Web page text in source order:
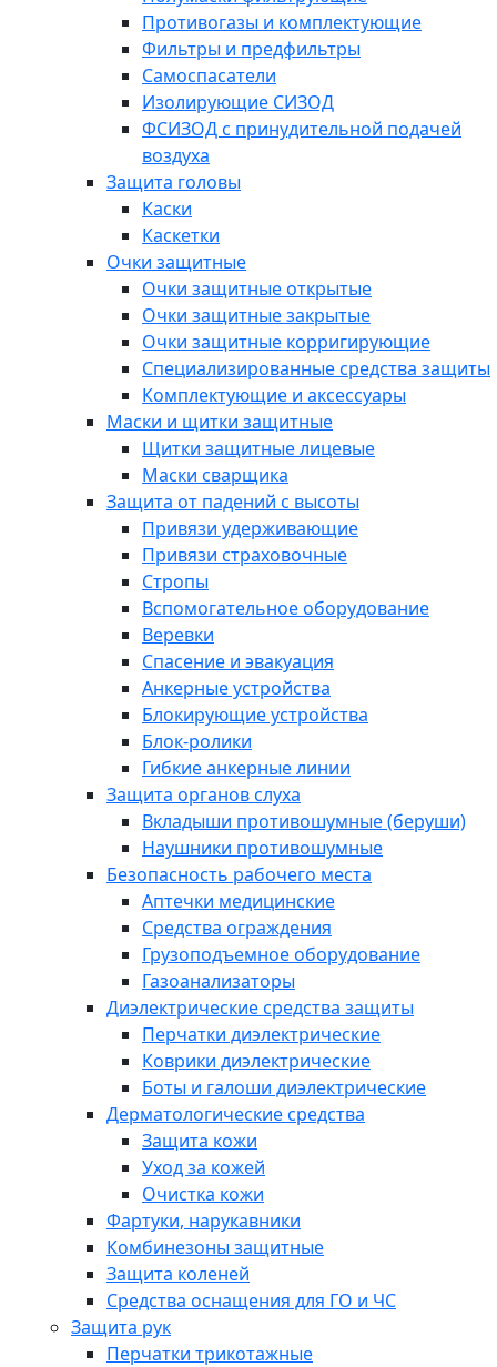
Противогазы и комплектующие
Фильтры и предфильтры
Самоспасатели
Изолирующие СИЗОД
ФСИЗОД с принудительной подачей
воздуха
Защита головы
Каски
Каскетки
Очки защитные
Очки защитные открытые
Очки защитные закрытые
Очки защитные корригирующие
Специализированные средства защиты
Комплектующие и аксессуары
Маски и щитки защитные
Щитки защитные лицевые
Маски сварщика
Защита от падений с высоты
Привязи удерживающие
Привязи страховочные
Стропы
Вспомогательное оборудование
Веревки
Спасение и эвакуация
Анкерные устройства
Блокирующие устройства
Блок-ролики
Гибкие анкерные линии
Защита органов слуха
Вкладыши противошумные (беруши)
Наушники противошумные
Безопасность рабочего места
Аптечки медицинские
Средства ограждения
Грузоподъемное оборудование
Газоанализаторы
Диэлектрические средства защиты
Перчатки диэлектрические
Коврики диэлектрические
Боты и галоши диэлектрические
Дерматологические средства
Защита кожи
Уход за кожей
Очистка кожи
Фартуки, нарукавники
Комбинезоны защитные
Защита коленей
Средства оснащения для ГО и ЧС
Защита рук
Перчатки трикотажные